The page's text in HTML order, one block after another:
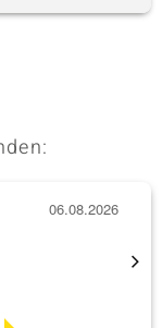
06.08.2026
Top